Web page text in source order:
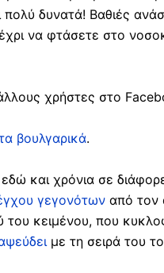
δυνατά! Βαθιές
να φτάσετε στο
χρήστες στο
βουλγαρικά.
και χρόνια σε
γεγονότων από τον
του κειμένου, που
με τη σειρά του